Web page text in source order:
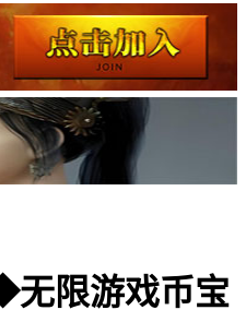
无限游戏币宝